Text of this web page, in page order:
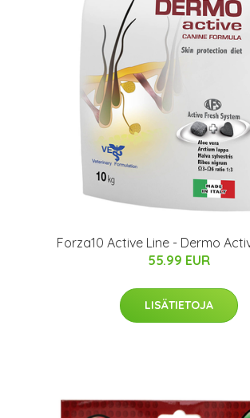
Forza10 Active Line - Dermo
55.99 EUR
LISÄTIETOJA